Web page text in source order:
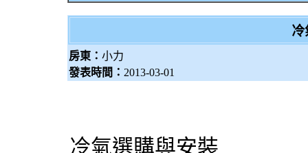
冷
房東： 小力
發表時間： 2013-03-01
冷氣選購與安裝